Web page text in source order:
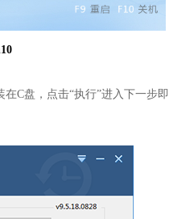
C盘，点击“执行”进入下一步即